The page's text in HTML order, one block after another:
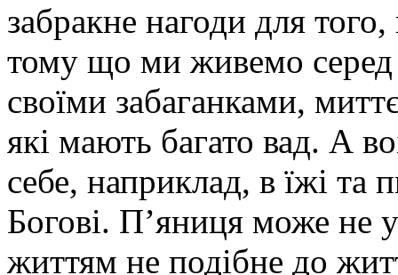
забракне нагоди для
тому що ми живемо серед
своїми забаганками,
які мають багато вад. А
себе, наприклад, в їжі та
Богові. П’яниця може не
життям не подібне до